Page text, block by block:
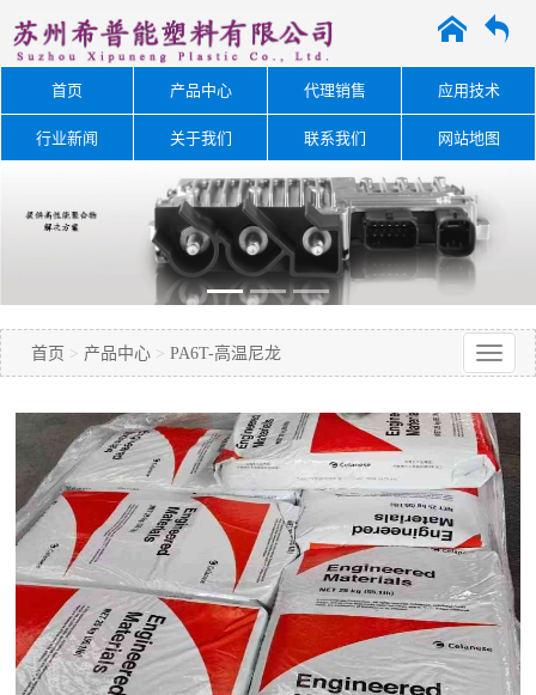
A O
首页 产品中心 代理销售 应用技术
行业新闻 关于我们 联系我们 网站地图
首页 > 产品中心 > PA6T-高温尼龙